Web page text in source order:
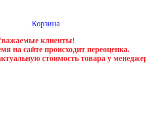
Корзина
клиенты!
на сайте происходит переоценка.
стоимость товара у